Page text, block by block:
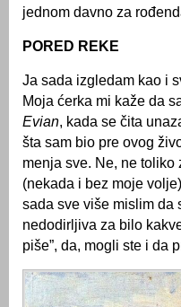
jednom davno za
PORED REKE
Ja sada izgledam kao i
Moja ćerka mi kaže da
Evian, kada se čita
šta sam bio pre ovog
menja sve. Ne, ne
(nekada i bez moje
sada sve više mislim da
nedodirljiva za bilo
piše”, da, mogli ste i da